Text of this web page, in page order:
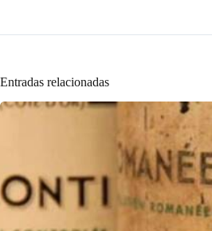
Entradas relacionadas